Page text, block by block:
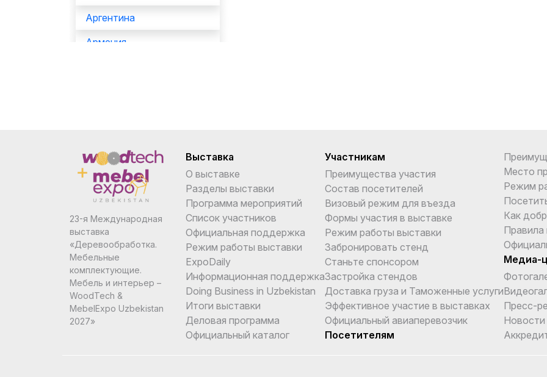
Аргентина
Армения
Барбадос
Бахрейн
Беларусь
Белиз
Бельгия
Бенин
Болгария
23-я Международная
выставка
«Деревообработка.
Мебельные
комплектующие.
Мебель и интерьер –
WoodTech &
MebelExpo Uzbekistan
2027»
Выставка
О выставке
Разделы выставки
Программа мероприятий
Список участников
Официальная поддержка
Режим работы выставки
ExpoDaily
Информационная поддержка
Doing Business in Uzbekistan
Итоги выставки
Деловая программа
Официальный каталог
Участникам
Преимущества участия
Состав посетителей
Визовый режим для въезда
Формы участия в выставке
Режим работы выставки
Забронировать стенд
Станьте спонсором
Застройка стендов
Доставка груза и Таможенные услуги
Эффективное участие в выставках
Официальный авиаперевозчик
Посетителям
Место
Режим
Как
Правила
Медиа-
Пресс-
Новости